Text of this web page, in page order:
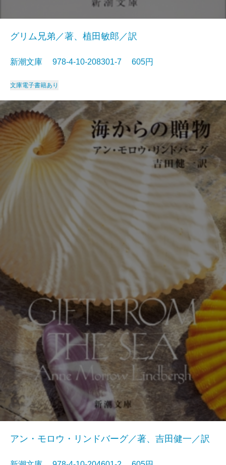
グリム兄弟／著、植田敏郎／訳
新潮文庫 978-4-10-208301-7 605円
文庫電子書籍あり
アン・モロウ・リンドバーグ／著、吉田健一／訳